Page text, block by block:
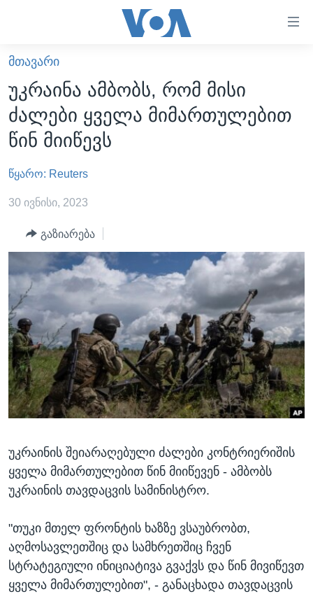
ხელმისაწვდომობისთვის
გადადით
მთავარზე
გადადით
მთავარ
ნავიგაციაზე
ძიებაზე
ᲐᲮᲐᲚᲘ ᲐᲛᲑᲔᲑᲘ
ᲡᲐᲥᲐᲠᲗᲕᲔᲚᲝ
ᲐᲨᲨ
ᲐᲨᲨ-ᲘᲡ ᲐᲠᲩᲔᲕᲜᲔᲑᲘ 2024
ᲛᲡᲝᲤᲚᲘᲝ
ᲕᲘᲓᲔᲝᲔᲑᲘ
ᲒᲐᲓᲐᲪᲔᲛᲔᲑᲘ
ᲕᲐᲨᲘᲜᲒᲢᲝᲜᲘ ᲓᲦᲔᲡ
ᲮᲔᲓᲕᲐ ᲕᲐᲨᲘᲜᲒᲢᲝᲜᲘᲓᲐᲜ
ᲡᲢᲣᲓᲘᲐ ᲕᲐᲨᲘᲜᲒᲢᲝᲜᲘ
ᲡᲮᲕᲐ ᲡᲘᲐᲮᲚᲔᲔᲑᲘ
ᲔᲙᲝᲜᲝᲛᲘᲙᲐ
ᲯᲐᲜᲛᲠᲗᲔᲚᲝᲑᲐ
ᲛᲔᲪᲜᲘᲔᲠᲔᲑᲐ
ᲘᲜᲢᲔᲠᲕᲘᲣ
ᲒᲐᲚᲘᲚᲔᲝ
ᲓᲔᲖᲘᲜᲤᲝᲠᲛᲐᲪᲘᲐ
ᲠᲣᲡᲔᲗᲘᲡ ᲨᲔᲭᲠᲐ ᲣᲙᲠᲐᲘᲜᲐᲨᲘ
Learning English
ᲗᲕᲐᲚᲘ ᲒᲕᲐᲓᲔᲕᲜᲔᲗ
ᲛᲗᲐᲕᲐᲠᲘ
უკრაინა ამბობს, რომ მისი
ძალები ყველა მიმართულებით
წინ მიიწევს
წყარო: Reuters
30 ივნისი, 2023
გაზიარება
უკრაინის შეიარაღებული ძალები კონტრიერიშის
ყველა მიმართულებით წინ მიიწევენ - ამბობს
უკრაინის თავდაცვის სამინისტრო.
"თუკი მთელ ფრონტის ხაზზე ვსაუბრობთ,
აღმოსავლეთშიც და სამხრეთშიც ჩვენ
სტრატეგიული ინიციატივა გვაქვს და წინ მივიწევთ
ყველა მიმართულებით", - განაცხადა თავდაცვის